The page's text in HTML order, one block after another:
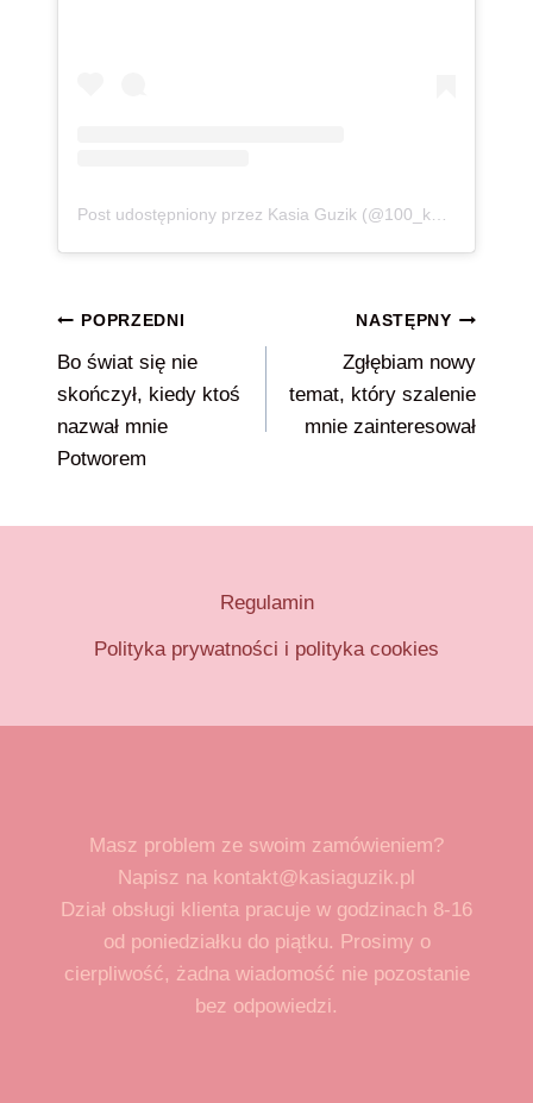
Nawigacja
wpisu
POPRZEDNI
Bo świat się nie
skończył, kiedy ktoś
nazwał mnie
Potworem
NASTĘPNY
Zgłębiam nowy
temat, który szalenie
mnie zainteresował
Regulamin
Polityka prywatności i polityka cookies
Masz problem ze swoim zamówieniem?
Napisz na kontakt@kasiaguzik.pl
Dział obsługi klienta pracuje w godzinach 8-16
od poniedziałku do piątku. Prosimy o
cierpliwość, żadna wiadomość nie pozostanie
bez odpowiedzi.